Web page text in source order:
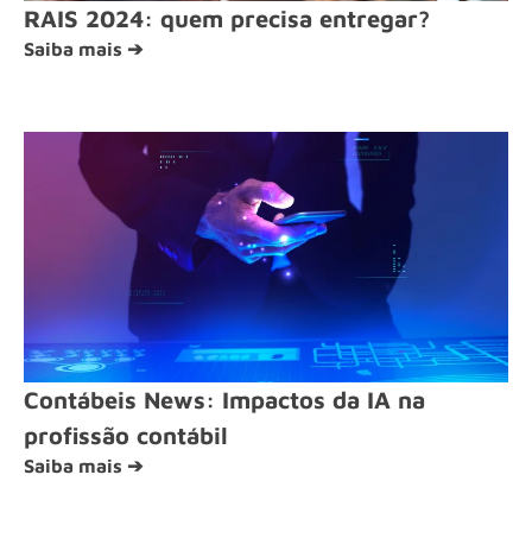
RAIS 2024: quem precisa entregar?
Saiba mais ➔
Contábeis News: Impactos da IA na
profissão contábil
Saiba mais ➔